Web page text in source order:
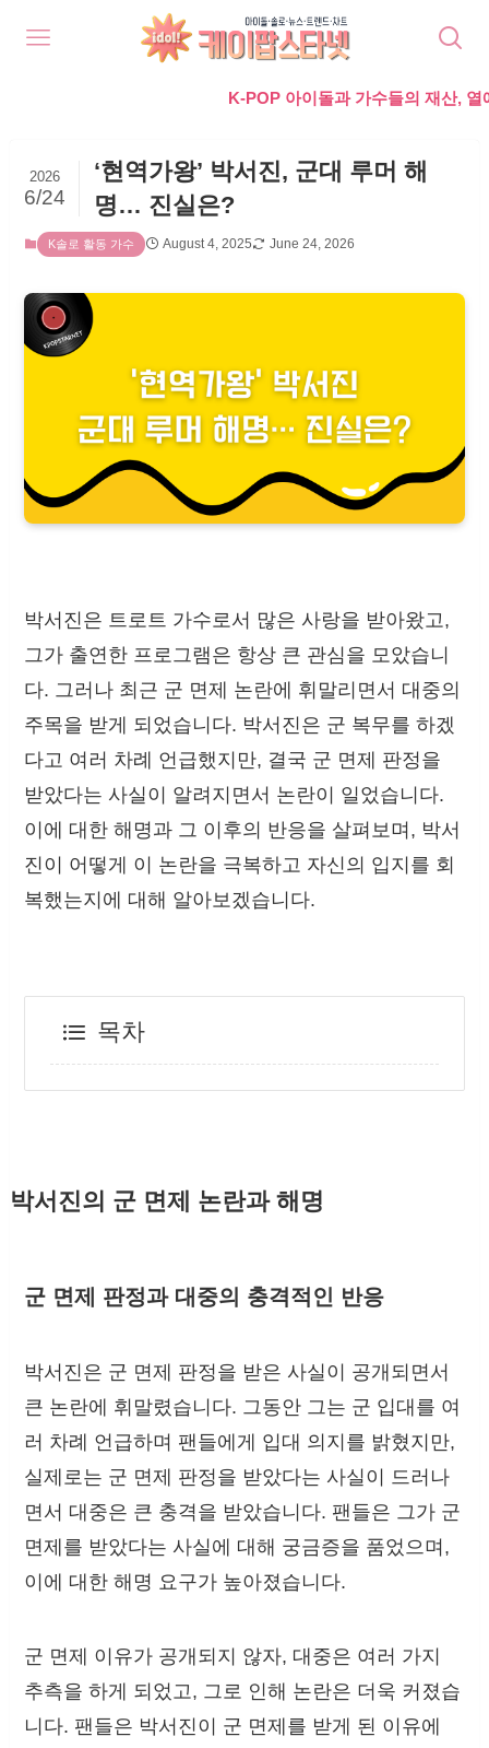
K-POP 아이돌과 가수들의 재산, 열애, 가
‘현역가왕’ 박서진, 군대 루머 해
명… 진실은?
2026
6/24
K솔로 활동 가수 August 4, 2025 June 24, 2026
박서진은 트로트 가수로서 많은 사랑을 받아왔고,
그가 출연한 프로그램은 항상 큰 관심을 모았습니
다. 그러나 최근 군 면제 논란에 휘말리면서 대중의
주목을 받게 되었습니다. 박서진은 군 복무를 하겠
다고 여러 차례 언급했지만, 결국 군 면제 판정을
받았다는 사실이 알려지면서 논란이 일었습니다.
이에 대한 해명과 그 이후의 반응을 살펴보며, 박서
진이 어떻게 이 논란을 극복하고 자신의 입지를 회
복했는지에 대해 알아보겠습니다.
목차
박서진의 군 면제 논란과 해명
군 면제 판정과 대중의 충격적인 반응
박서진은 군 면제 판정을 받은 사실이 공개되면서
큰 논란에 휘말렸습니다. 그동안 그는 군 입대를 여
러 차례 언급하며 팬들에게 입대 의지를 밝혔지만,
실제로는 군 면제 판정을 받았다는 사실이 드러나
면서 대중은 큰 충격을 받았습니다. 팬들은 그가 군
면제를 받았다는 사실에 대해 궁금증을 품었으며,
이에 대한 해명 요구가 높아졌습니다.
군 면제 이유가 공개되지 않자, 대중은 여러 가지
추측을 하게 되었고, 그로 인해 논란은 더욱 커졌습
니다. 팬들은 박서진이 군 면제를 받게 된 이유에